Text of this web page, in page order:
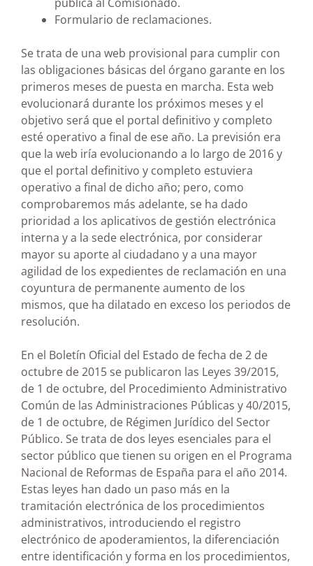
Formulario de reclamaciones.
Se trata de una web provisional para cumplir con
las obligaciones básicas del órgano garante en los
primeros meses de puesta en marcha. Esta web
evolucionará durante los próximos meses y el
objetivo será que el portal definitivo y completo
esté operativo a final de ese año. La previsión era
que la web iría evolucionando a lo largo de 2016 y
que el portal definitivo y completo estuviera
operativo a final de dicho año; pero, como
comprobaremos más adelante, se ha dado
prioridad a los aplicativos de gestión electrónica
interna y a la sede electrónica, por considerar
mayor su aporte al ciudadano y a una mayor
agilidad de los expedientes de reclamación en una
coyuntura de permanente aumento de los
mismos, que ha dilatado en exceso los periodos de
resolución.
En el Boletín Oficial del Estado de fecha de 2 de
octubre de 2015 se publicaron las Leyes 39/2015,
de 1 de octubre, del Procedimiento Administrativo
Común de las Administraciones Públicas y 40/2015,
de 1 de octubre, de Régimen Jurídico del Sector
Público. Se trata de dos leyes esenciales para el
sector público que tienen su origen en el Programa
Nacional de Reformas de España para el año 2014.
Estas leyes han dado un paso más en la
tramitación electrónica de los procedimientos
administrativos, introduciendo el registro
electrónico de apoderamientos, la diferenciación
entre identificación y forma en los procedimientos,